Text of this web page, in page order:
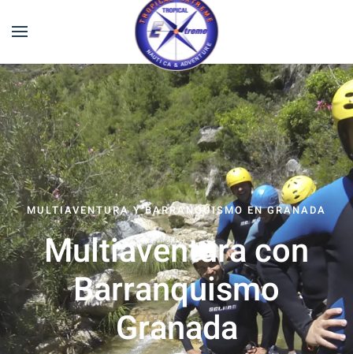
MULTIAVENTURA Y BARRANQUISMO EN GRANADA
Multiaventura con
Barranquismo
Granada